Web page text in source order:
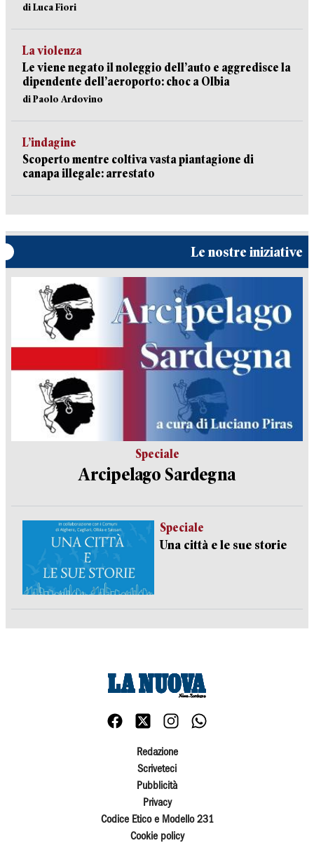
di Luca Fiori
La violenza
Le viene negato il noleggio dell’auto e aggredisce la
dipendente dell’aeroporto: choc a Olbia
di Paolo Ardovino
L’indagine
Scoperto mentre coltiva vasta piantagione di
canapa illegale: arrestato
Le nostre iniziative
Speciale
Arcipelago Sardegna
Speciale
Una città e le sue storie
Redazione
Scriveteci
Pubblicità
Privacy
Codice Etico e Modello 231
Cookie policy